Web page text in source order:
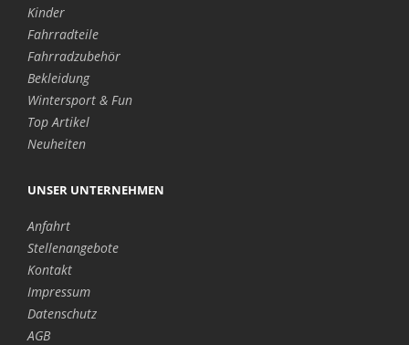
Kinder
Fahrradteile
Fahrradzubehör
Bekleidung
Wintersport & Fun
Top Artikel
Neuheiten
UNSER UNTERNEHMEN
Anfahrt
Stellenangebote
Kontakt
Impressum
Datenschutz
AGB